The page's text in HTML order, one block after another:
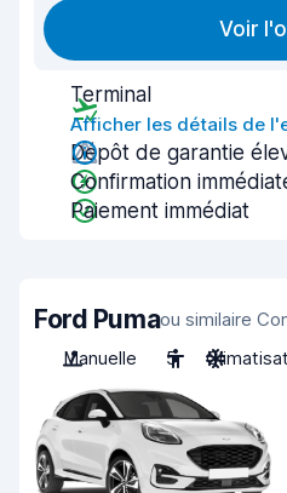
Voir
Terminal
Afficher les détails de
Dépôt de garantie
Confirmation
Paiement immédiat
Ford Pumaou similaire
Manuelle
5